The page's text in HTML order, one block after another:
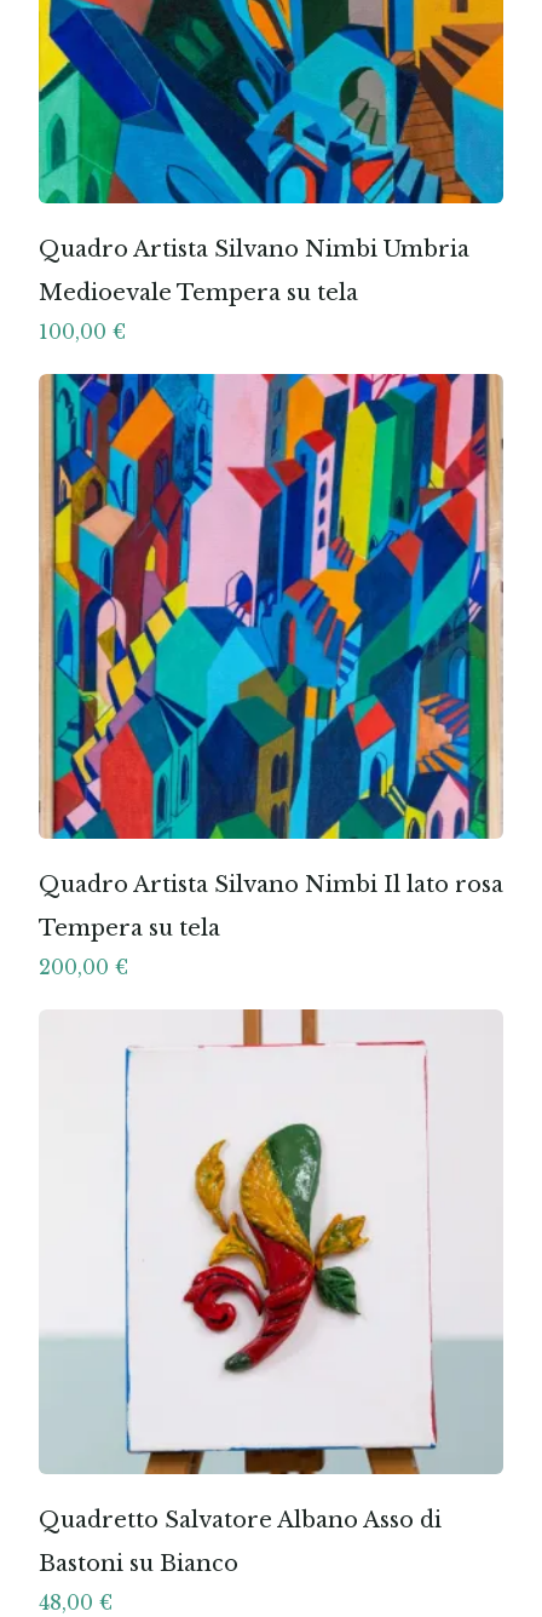
Quadro Artista Silvano Nimbi Umbria
Medioevale Tempera su tela
100,00 €
Quadro Artista Silvano Nimbi Il lato rosa
Tempera su tela
200,00 €
Quadretto Salvatore Albano Asso di
Bastoni su Bianco
48,00 €